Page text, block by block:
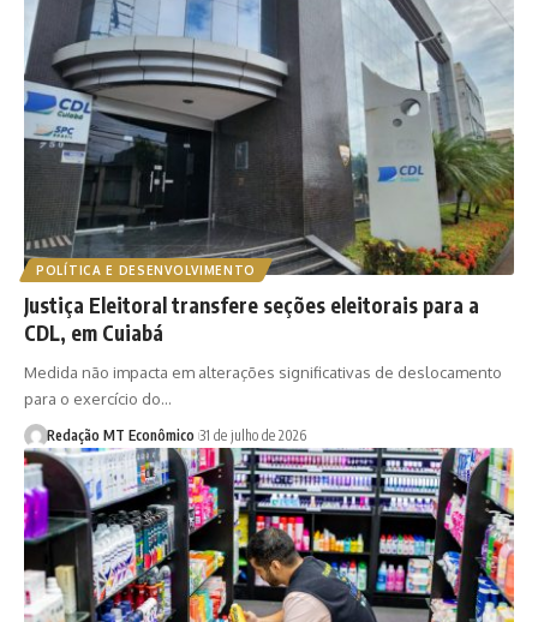
POLÍTICA E DESENVOLVIMENTO
Justiça Eleitoral transfere seções eleitorais para a
CDL, em Cuiabá
Medida não impacta em alterações significativas de deslocamento
para o exercício do…
Redação MT Econômico 31 de julho de 2026